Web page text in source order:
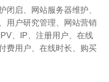
闭启、网站服务器维护、
用户研究管理、网站营销
、IP、注册用户、在线
费用户、在线时长、购买